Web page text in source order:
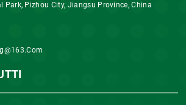
Park, Pizhou City, Jiangsu Province, China